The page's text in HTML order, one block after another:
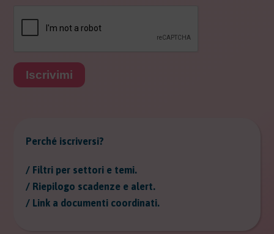
Iscrivimi
Perché iscriversi?
/ Filtri per settori e temi.
/ Riepilogo scadenze e alert.
/ Link a documenti coordinati.